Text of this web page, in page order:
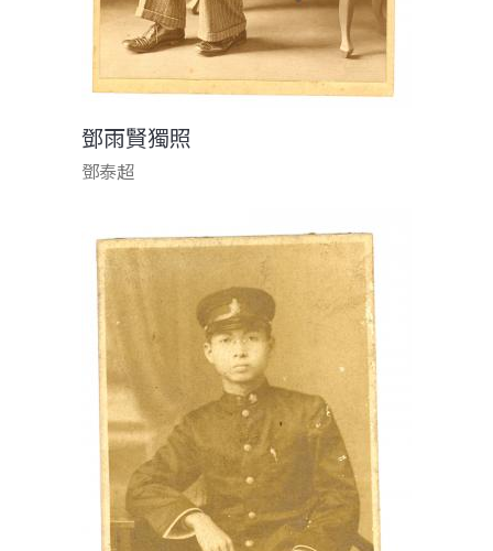
鄧雨賢獨照
鄧泰超